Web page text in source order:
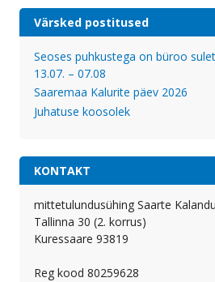
Värsked postitused
Seoses puhkustega on büroo
13.07. – 07.08
Saaremaa Kalurite päev 2026
Juhatuse koosolek
KONTAKT
mittetulundusühing Saarte
Tallinna 30 (2. korrus)
Kuressaare 93819
Reg kood 80259628